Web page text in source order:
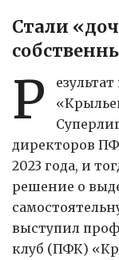
Стали
Р
директоров
2023 года, и
решение о
выступил
клуб (ПФК)